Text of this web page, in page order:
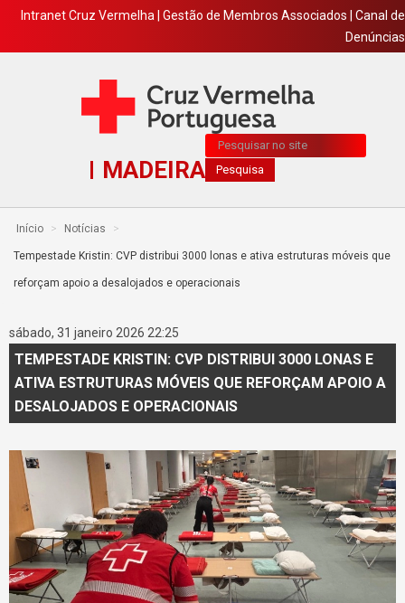
Intranet Cruz Vermelha Gestão de Membros Associados
Canal de
Denúncias
MADEIRA
Pesquisa...
Pesquisa
Início > Notícias >
Tempestade Kristin: CVP distribui 3000 lonas e ativa estruturas móveis que
reforçam apoio a desalojados e operacionais
sábado, 31 janeiro 2026 22:25
TEMPESTADE KRISTIN: CVP DISTRIBUI 3000 LONAS E
ATIVA ESTRUTURAS MÓVEIS QUE REFORÇAM APOIO A
DESALOJADOS E OPERACIONAIS